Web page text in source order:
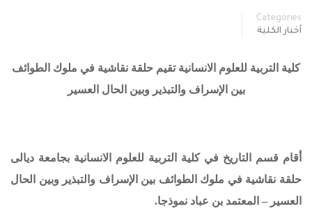
Categories
أخبار الكلية
كلية التربية للعلوم الانسانية تقيم حلقة نقاشية في ملوك الطوائف
بين الإسراف والتبذير وبين الحال العسير
أقام قسم التاريخ في كلية التربية للعلوم الانسانية بجامعة ديالى
حلقة نقاشية في ملوك الطوائف بين الإسراف والتبذير وبين الحال
العسير – المعتمد بن عباد نموذجا.